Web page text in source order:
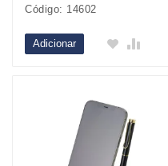
Código: 14602
Adicionar